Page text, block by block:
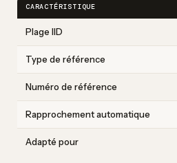
CARACTÉRISTIQUE
Plage IID
Type de référence
Numéro de référence
Rapprochement automatique
Adapté pour